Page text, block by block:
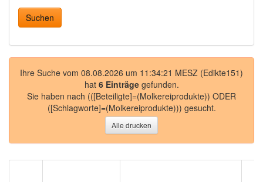
Ihre Suche vom 08.08.2026 um 11:34:21 MESZ (Edikte151)
hat 6 Einträgegefunden.
Sie haben nach (([Beteiligte]=(Molkereiprodukte)) ODER
([Schlagworte]=(Molkereiprodukte))) gesucht.
Alle drucken